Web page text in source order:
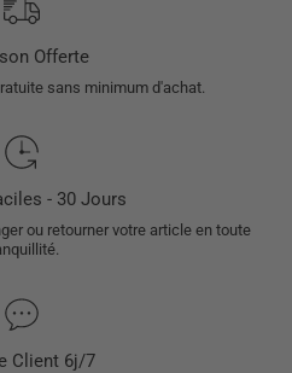
Offerte
sans minimum d'achat.
- 30 Jours
ou retourner votre article en toute
Client 6j/7